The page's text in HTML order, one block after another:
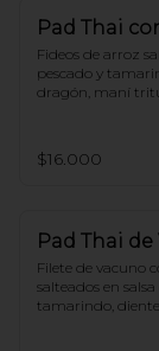
Pad Thai
Fideos de arroz
pescado y
dragón, maní
$16.000
Pad Thai de
Filete de vacuno
salteados en
tamarindo,